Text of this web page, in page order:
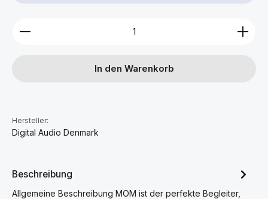
Produkt Anzahl: Gib den gewünschten Wert ein
In den Warenkorb
Hersteller:
Digital Audio Denmark
Beschreibung
Allgemeine Beschreibung MOM ist der perfekte Begleiter,